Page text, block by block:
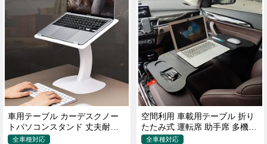
車用テーブル カーデスクノー
トパソコンスタンド 丈夫耐用
調整可能 車内車外 多機能用
全車種対応
空間利用 車載用テーブル 折り
たたみ式 運転席 助手席 多機能
パソコン 食事 書き込み
全車種対応